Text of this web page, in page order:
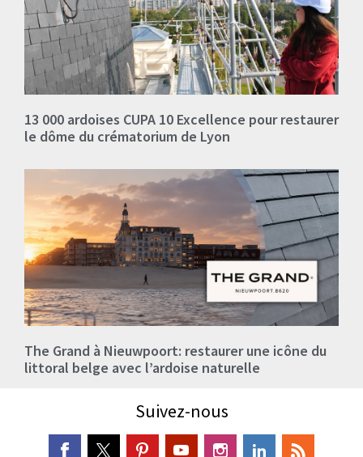
13 000 ardoises CUPA 10 Excellence pour restaurer
le dôme du crématorium de Lyon
The Grand à Nieuwpoort: restaurer une icône du
littoral belge avec l’ardoise naturelle
Suivez-nous